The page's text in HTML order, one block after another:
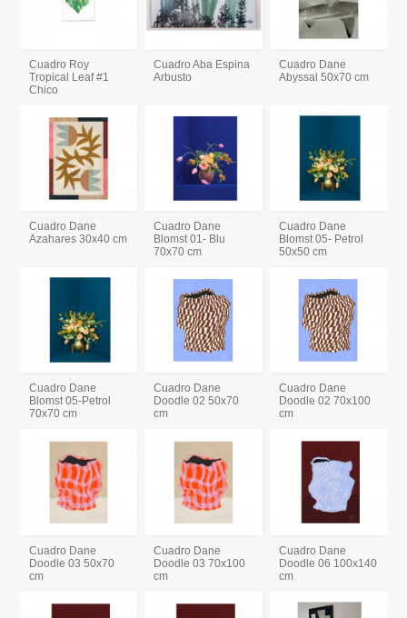
Cuadro Roy
Tropical Leaf #1
Chico
Cuadro Aba Espina
Arbusto
Cuadro Dane
Abyssal 50x70 cm
Cuadro Dane
Azahares 30x40 cm
Cuadro Dane
Blomst 01- Blu
70x70 cm
Cuadro Dane
Blomst 05- Petrol
50x50 cm
Cuadro Dane
Blomst 05-Petrol
70x70 cm
Cuadro Dane
Doodle 02 50x70
cm
Cuadro Dane
Doodle 02 70x100
cm
Cuadro Dane
Doodle 03 50x70
cm
Cuadro Dane
Doodle 03 70x100
cm
Cuadro Dane
Doodle 06 100x140
cm